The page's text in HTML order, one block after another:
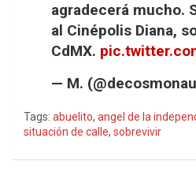
agradecerá mucho.
al Cinépolis Diana,
CdMX.
— M.
Tags: abuelito, angel de la
situación de calle, sobrevivir